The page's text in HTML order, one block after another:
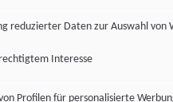
reduzierter Daten zur Auswahl von
Interesse
Profilen für personalisierte